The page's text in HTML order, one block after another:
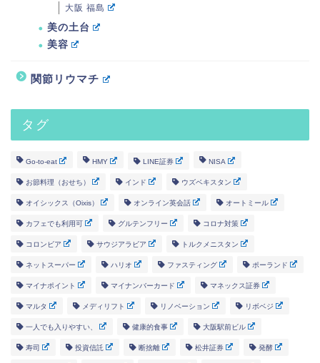
大阪 福島
美の土台
美容
関節リウマチ
タグ
Go-to-eat HMY LINE証券 NISA
お節料理（おせち） インド ウズベキスタン
オイシックス（Oixis） オンライン英会話 オートミール
カフェでも利用可 グルテンフリー コロナ対策
コロンビア サウジアラビア トルクメニスタン
ネットスーパー ハリオ ファスティング ポーランド
マイナポイント マイナンバーカード マネックス証券
マルタ メディリフト リノベーション リボベジ
一人でも入りやすい、 健康的食事 大阪駅前ビル
寿司 投資信託 断捨離 松井証券 発酵